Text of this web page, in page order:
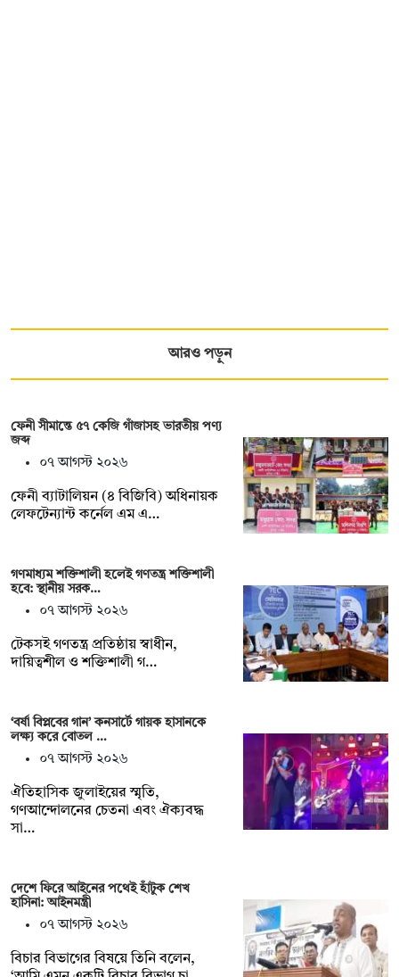
আরও পড়ুন
ফেনী সীমান্তে ৫৭ কেজি গাঁজাসহ ভারতীয় পণ্য
জব্দ
০৭ আগস্ট ২০২৬
ফেনী ব্যাটালিয়ন (৪ বিজিবি) অধিনায়ক
লেফটেন্যান্ট কর্নেল এম এ…
গণমাধ্যম শক্তিশালী হলেই গণতন্ত্র শক্তিশালী
হবে: স্থানীয় সরক…
০৭ আগস্ট ২০২৬
টেকসই গণতন্ত্র প্রতিষ্ঠায় স্বাধীন,
দায়িত্বশীল ও শক্তিশালী গ…
‘বর্ষা বিপ্লবের গান’ কনসার্টে গায়ক হাসানকে
লক্ষ্য করে বোতল …
০৭ আগস্ট ২০২৬
ঐতিহাসিক জুলাইয়ের স্মৃতি,
গণআন্দোলনের চেতনা এবং ঐক্যবদ্ধ
সা…
দেশে ফিরে আইনের পথেই হাঁটুক শেখ
হাসিনা: আইনমন্ত্রী
০৭ আগস্ট ২০২৬
বিচার বিভাগের বিষয়ে তিনি বলেন,